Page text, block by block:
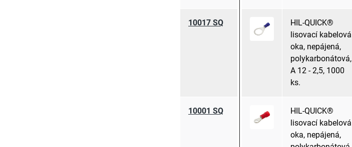
10017 SQ
HIL-QUICK®
lisovací kabelová
oka, nepájená,
polykarbonátová,
A 12 - 2,5, 1000
ks.
10001 SQ
HIL-QUICK®
lisovací kabelová
oka, nepájená,